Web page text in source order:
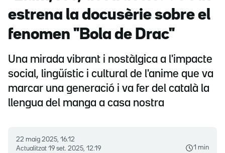
estrena la docusèrie sobre el
fenomen "Bola de Drac"
Una mirada vibrant i nostàlgica a l'impacte
social, lingüístic i cultural de l'anime que va
marcar una generació i va fer del català la
llengua del manga a casa nostra
22 maig 2025, 16.12
Actualitzat 19 set. 2025, 12.19 1 min